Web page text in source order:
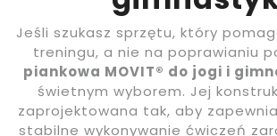
Jeśli szukasz sprzętu, który
treningu, a nie na poprawianiu
piankowa MOVIT® do jogi i
świetnym wyborem. Jej
zaprojektowana tak, aby
stabilne wykonywanie ćwiczeń